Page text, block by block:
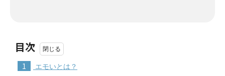
目次
1 エモいとは？